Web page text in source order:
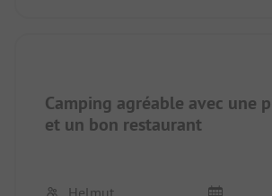
Camping agréable avec une
et un bon restaurant
Helmut